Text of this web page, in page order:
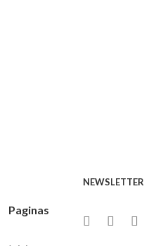
Paginas
NEWSLETTER